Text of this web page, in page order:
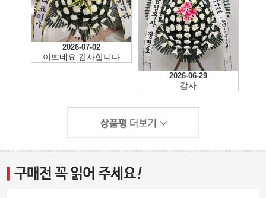
2026-07-02
이쁘네요 감사합니다
2026-06-29
감사